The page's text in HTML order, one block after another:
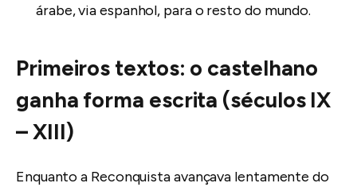
árabe, via espanhol, para o resto do mundo.
Primeiros textos: o castelhano
ganha forma escrita (séculos IX
– XIII)
Enquanto a Reconquista avançava lentamente do